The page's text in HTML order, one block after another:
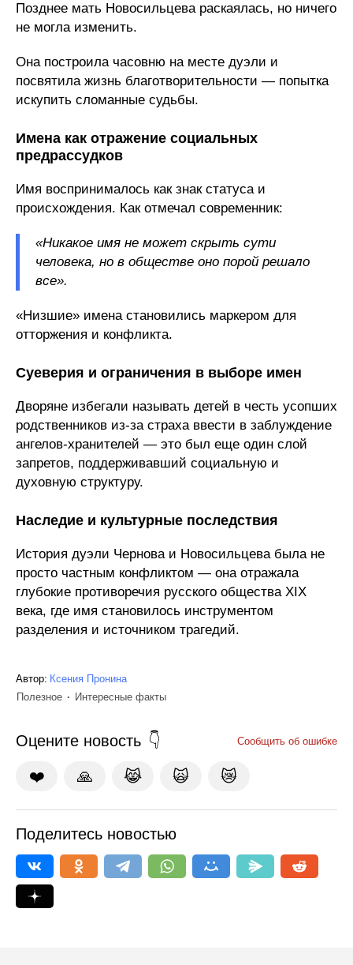
Позднее мать Новосильцева раскаялась, но ничего
не могла изменить.
Она построила часовню на месте дуэли и
посвятила жизнь благотворительности — попытка
искупить сломанные судьбы.
Имена как отражение социальных
предрассудков
Имя воспринималось как знак статуса и
происхождения. Как отмечал современник:
«Никакое имя не может скрыть сути
человека, но в обществе оно порой решало
все».
«Низшие» имена становились маркером для
отторжения и конфликта.
Суеверия и ограничения в выборе имен
Дворяне избегали называть детей в честь усопших
родственников из-за страха ввести в заблуждение
ангелов-хранителей — это был еще один слой
запретов, поддерживавший социальную и
духовную структуру.
Наследие и культурные последствия
История дуэли Чернова и Новосильцева была не
просто частным конфликтом — она отражала
глубокие противоречия русского общества XIX
века, где имя становилось инструментом
разделения и источником трагедий.
Автор: Ксения Пронина
Полезное
Интересные факты
Оцените новость Сообщить об ошибке
❤️ 🙏 😹 🙀 😿
Поделитесь новостью